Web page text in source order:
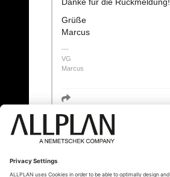
Grüße
Marcus
VG
Marcus
« Zurück